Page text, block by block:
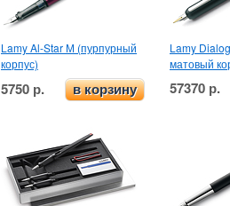
Lamy Al-Star М (пурпурный
корпус)
5750 р. в корзину
Lamy
матовый
57370 р.